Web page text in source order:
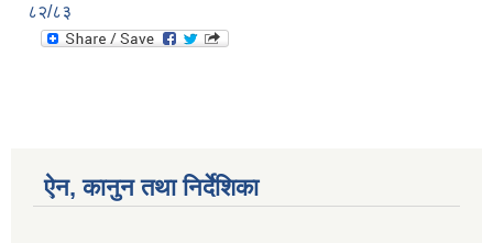
८२/८३
ऐन, कानुन तथा निर्देशिका